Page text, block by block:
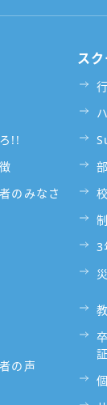
!!
のみなさ
ス
3
の声